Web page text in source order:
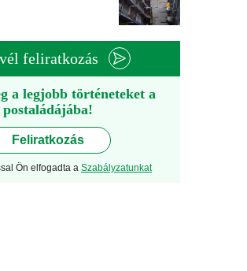
feliratkozás
a legjobb történeteket a
postaládájába!
Feliratkozás
Ön elfogadta a Szabályzatunkat